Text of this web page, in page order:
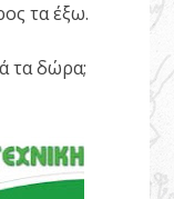
τα έξω.
τα δώρα;